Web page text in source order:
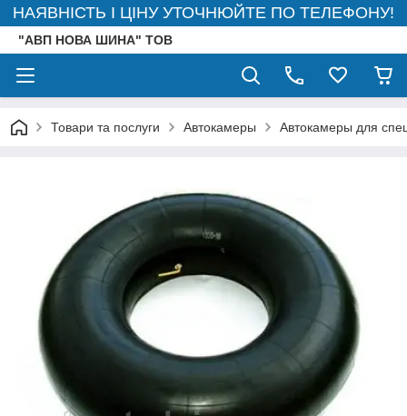
НАЯВНІСТЬ І ЦІНУ УТОЧНЮЙТЕ ПО ТЕЛЕФОНУ!
"АВП НОВА ШИНА" ТОВ
Товари та послуги Автокамеры Автокамеры для